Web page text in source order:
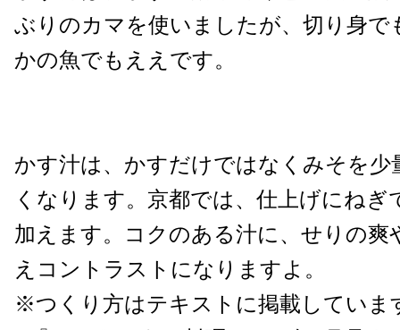
ぶりのカマを使いましたが、切り身で
かの魚でもええです。
かす汁は、かすだけではなくみそを少
くなります。京都では、仕上げにねぎ
加えます。コクのある汁に、せりの爽
えコントラストになりますよ。
※つくり方はテキストに掲載していま